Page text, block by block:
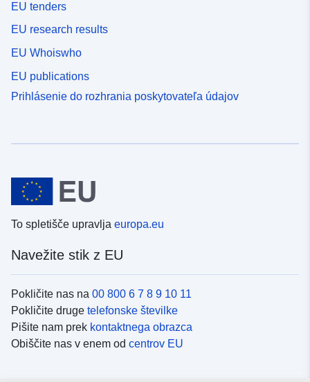
EU tenders
EU research results
EU Whoiswho
EU publications
Prihlásenie do rozhrania poskytovateľa údajov
To spletišče upravlja europa.eu
Navežite stik z EU
Pokličite nas na 00 800 6 7 8 9 10 11
Pokličite druge telefonske številke
Pišite nam prek kontaktnega obrazca
Obiščite nas v enem od centrov EU